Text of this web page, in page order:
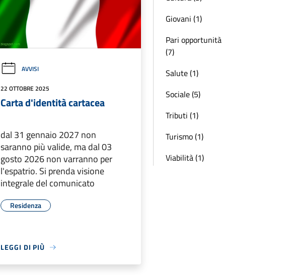
AVVISI
22 OTTOBRE 2025
Carta d'identità cartacea
dal 31 gennaio 2027 non
saranno più valide, ma dal 03
gosto 2026 non varranno per
l'espatrio. Si prenda visione
integrale del comunicato
Residenza
LEGGI DI PIÙ
Giovani (1)
Pari opportunità
(7)
Salute (1)
Sociale (5)
Tributi (1)
Turismo (1)
Viabilità (1)